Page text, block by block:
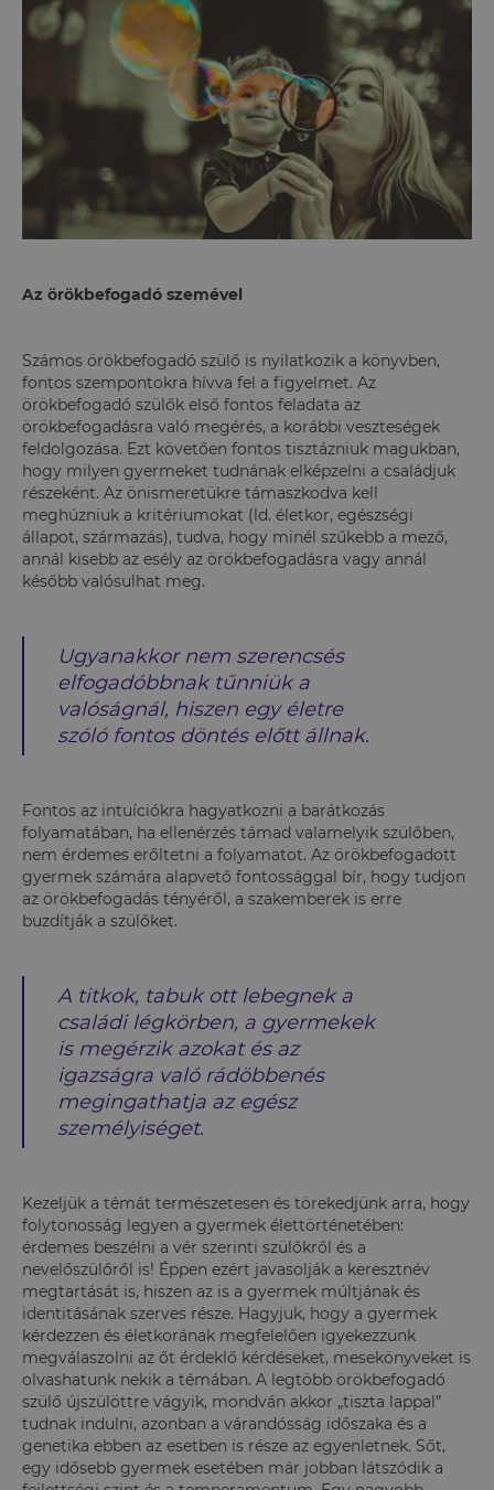
Az örökbefogadó szemével
Számos örökbefogadó szülő is nyilatkozik a könyvben,
fontos szempontokra hívva fel a figyelmet. Az
örökbefogadó szülők első fontos feladata az
örökbefogadásra való megérés, a korábbi veszteségek
feldolgozása. Ezt követően fontos tisztázniuk magukban,
hogy milyen gyermeket tudnának elképzelni a családjuk
részeként. Az önismeretükre támaszkodva kell
meghúzniuk a kritériumokat (ld. életkor, egészségi
állapot, származás), tudva, hogy minél szűkebb a mező,
annál kisebb az esély az örökbefogadásra vagy annál
később valósulhat meg.
Ugyanakkor nem szerencsés
elfogadóbbnak tűnniük a
valóságnál, hiszen egy életre
szóló fontos döntés előtt állnak.
Fontos az intuíciókra hagyatkozni a barátkozás
folyamatában, ha ellenérzés támad valamelyik szülőben,
nem érdemes erőltetni a folyamatot. Az örökbefogadott
gyermek számára alapvető fontossággal bír, hogy tudjon
az örökbefogadás tényéről, a szakemberek is erre
buzdítják a szülőket.
A titkok, tabuk ott lebegnek a
családi légkörben, a gyermekek
is megérzik azokat és az
igazságra való rádöbbenés
megingathatja az egész
személyiséget.
Kezeljük a témát természetesen és törekedjünk arra, hogy
folytonosság legyen a gyermek élettörténetében:
érdemes beszélni a vér szerinti szülőkről és a
nevelőszülőről is! Éppen ezért javasolják a keresztnév
megtartását is, hiszen az is a gyermek múltjának és
identitásának szerves része. Hagyjuk, hogy a gyermek
kérdezzen és életkorának megfelelően igyekezzünk
megválaszolni az őt érdeklő kérdéseket, mesekönyveket is
olvashatunk nekik a témában. A legtöbb örökbefogadó
szülő újszülöttre vágyik, mondván akkor „tiszta lappal”
tudnak indulni, azonban a várandósság időszaka és a
genetika ebben az esetben is része az egyenletnek. Sőt,
egy idősebb gyermek esetében már jobban látszódik a